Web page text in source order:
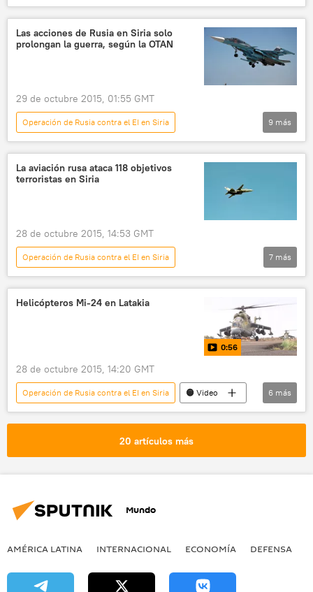
EEUU
Siria
Bashar Asad
María Zajárova
Ministerio de Defensa de Rusia
ISIS
noticias
Las acciones de Rusia en Siria solo
prolongan la guerra, según la OTAN
29 de octubre 2015, 01:55 GMT
Operación de Rusia contra el EI en Siria
Internacional
Siria
Ucrania
Turquía
Alexander Vershbow
OTAN
Ataques aéreos de Rusia contra el EI
9 más
La aviación rusa ataca 118 objetivos
terroristas en Siria
28 de octubre 2015, 14:53 GMT
Operación de Rusia contra el EI en Siria
Internacional
🌍 Oriente Medio
Siria
Ígor Konashénkov
Rusia
7 más
Helicópteros Mi-24 en Latakia
0:56
28 de octubre 2015, 14:20 GMT
Operación de Rusia contra el EI en Siria
🟠 Video
Multimedia
Siria
Latakia
Rusia
6 más
20 artículos más
Mundo
AMÉRICA LATINA INTERNACIONAL ECONOMÍA DEFENSA